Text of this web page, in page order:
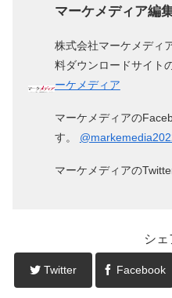
マーケメディア編
株式会社マーケメディ
料ダウンロードサイト
ーケメディア
マーケメディアの
す。
マーケメディアの
シェ
Twitter Facebook